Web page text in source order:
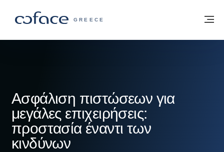
COFACE FOR TRADE - ΙΣΤΟΣΕΛΊΔΑ
GREECE
Πίσω στην Αρχική
Ασφάλιση πιστώσεων για
μεγάλες επιχειρήσεις:
προστασία έναντι των
κινδύνων